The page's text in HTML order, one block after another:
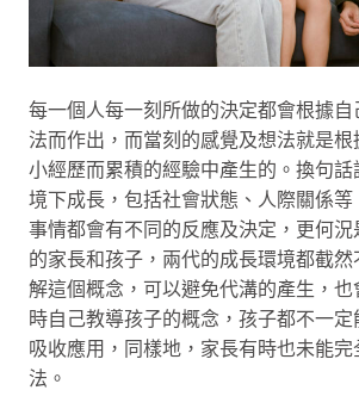
每一個人每一刻所做的決定都會根據
法而作出，而當刻的感覺及想法就是
小經歷而累積的經驗中產生的。換句
境下成長，包括社會狀態、人際關係
事情都會有不同的反應及決定，更何
的家長和孩子，兩代的成長環境都截
解這個概念，可以避免代溝的產生，
時自己教導孩子的概念，孩子都不一
吸收應用，同樣地，家長有時也未能
法。